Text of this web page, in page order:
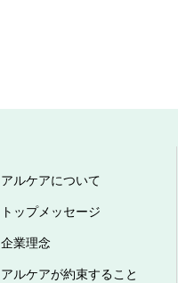
アルケアについて
トップメッセージ
企業理念
アルケアが約束すること